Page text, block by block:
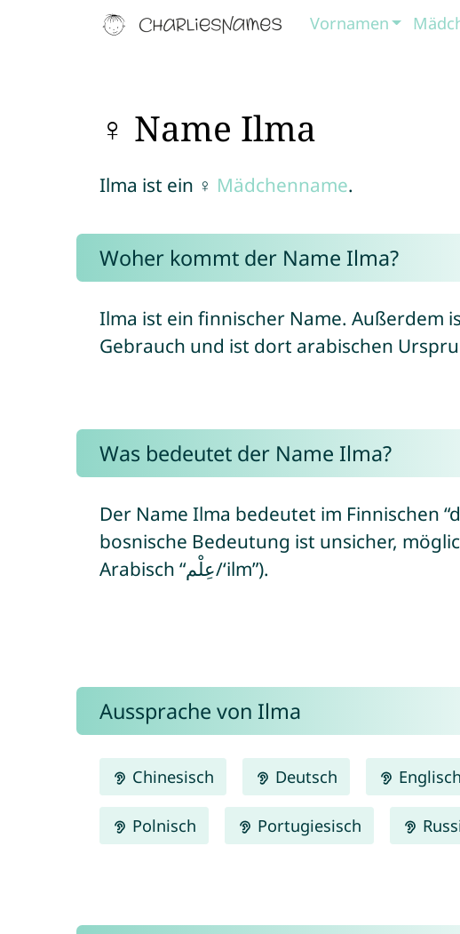
Vornamen
♀ Name Ilma
Ilma ist ein ♀ Mädchenname.
Woher kommt der Name Ilma?
Ilma ist ein finnischer Name. Außerdem
Gebrauch und ist dort arabischen
Was bedeutet der Name Ilma?
Der Name Ilma bedeutet im Finnischen
bosnische Bedeutung ist unsicher,
Arabisch “عِلْم/‘ilm”).
Aussprache von Ilma
Chinesisch Deutsch Englisch
Polnisch Portugiesisch